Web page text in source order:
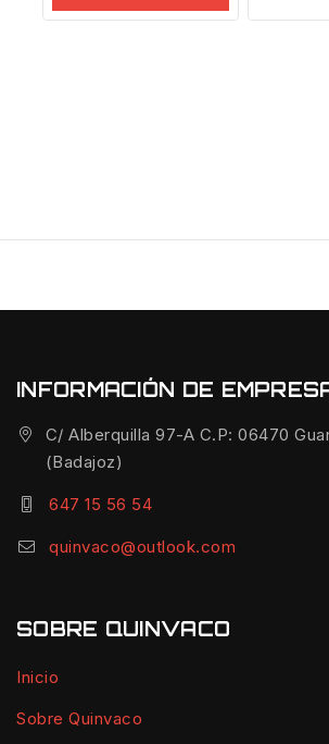
INFORMACIÓN DE
C/ Alberquilla 97-A C.P: 06470
(Badajoz)
647 15 56 54
quinvaco@outlook.com
SOBRE QUINVACO
Inicio
Sobre Quinvaco